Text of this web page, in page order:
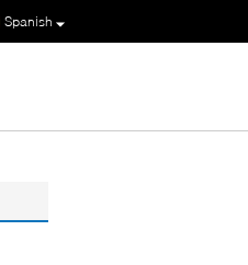
Spanish